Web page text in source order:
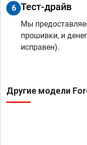
6 Тест-драйв
Мы
прошивки, и
исправен).
Другие модели